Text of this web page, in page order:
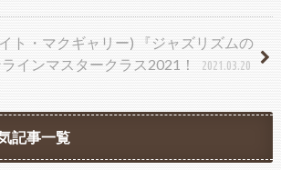
ト・マクギャリー) 『ジャズリズムの
インマスタークラス2021！
2021.03.20
記事一覧